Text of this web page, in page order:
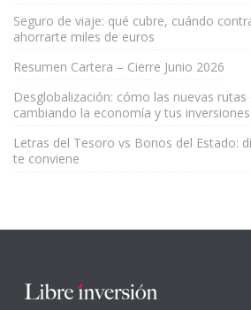
Seguro de viaje: qué cubre, cuándo
ahorrarte miles de euros
Resumen Cartera – Cierre Junio 2026
Desglobalización: cómo las nuevas
cambiando la economía y tus inversiones
Letras del Tesoro vs Bonos del Estado:
te conviene